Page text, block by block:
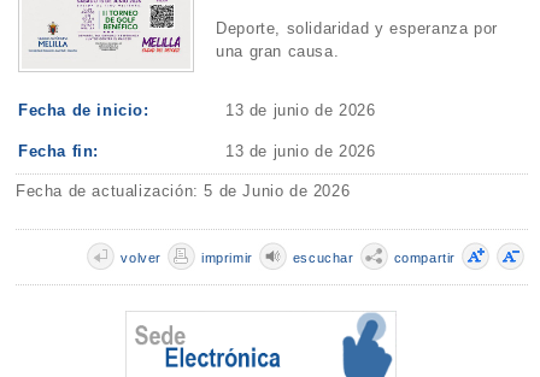
Deporte, solidaridad y esperanza por
una gran causa.
Fecha de inicio: 13 de junio de 2026
Fecha fin: 13 de junio de 2026
Fecha de actualización: 5 de Junio de 2026
compartir
escuchar
imprimir
volver